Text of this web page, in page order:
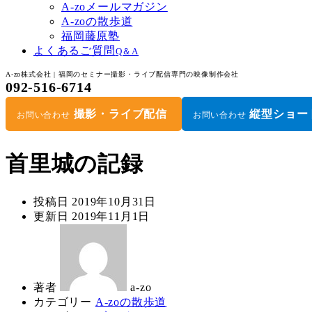
A-zoメールマガジン
A-zoの散歩道
福岡藤原塾
よくあるご質問 Q＆A
A-zo株式会社 | 福岡のセミナー撮影・ライブ配信専門の映像制作会社
092-516-6714
お問い合わせ 撮影・ライブ配信 お問い合わせ 縦型ショー
首里城の記録
投稿日 2019年10月31日
更新日 2019年11月1日
著者
a-zo
カテゴリー A-zoの散歩道